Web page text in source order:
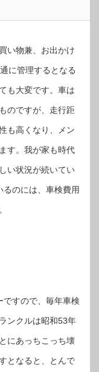
い物兼、お出かけ
に管理するとなる
も大変です。車は
のですが、走行距
も高くなり、メン
す。我が家も時代
い状況が続いてい
のには、車検費用
すので、毎年車検
ンクルは昭和53年
にあっちこっち壊
となると、とんで